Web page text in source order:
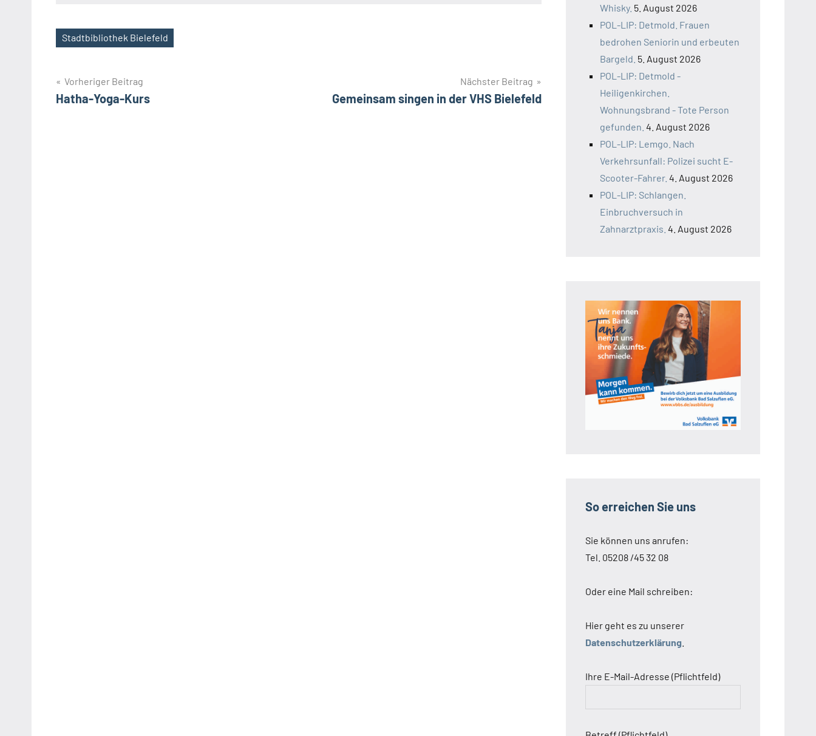
Schlagwörter
Stadtbibliothek Bielefeld
Beitragsnavigation
Vorheriger Beitrag
Hatha-Yoga-Kurs
Nächster Beitrag
Gemeinsam singen in der VHS Bielefeld
Whisky. 5. August 2026
POL-LIP: Detmold. Frauen
bedrohen Seniorin und erbeuten
Bargeld. 5. August 2026
POL-LIP: Detmold -
Heiligenkirchen.
Wohnungsbrand - Tote Person
gefunden. 4. August 2026
POL-LIP: Lemgo. Nach
Verkehrsunfall: Polizei sucht E-
Scooter-Fahrer. 4. August 2026
POL-LIP: Schlangen.
Einbruchversuch in
Zahnarztpraxis. 4. August 2026
So erreichen Sie uns
Sie können uns anrufen:
Tel. 05208 /45 32 08
Oder eine Mail schreiben:
Hier geht es zu unserer
Datenschutzerklärung
Ihre E-Mail-Adresse (Pflichtfeld)